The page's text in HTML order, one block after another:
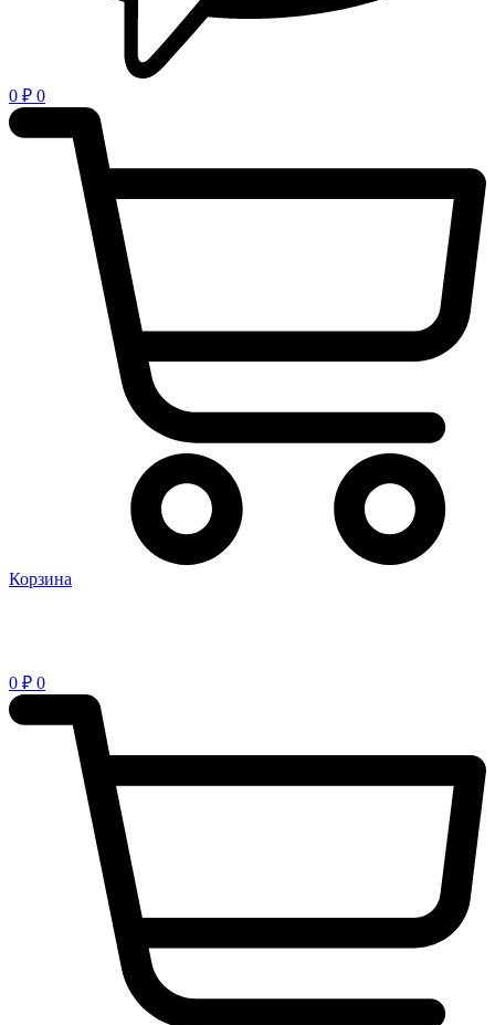
0 ₽ 0
Корзина
0 ₽ 0